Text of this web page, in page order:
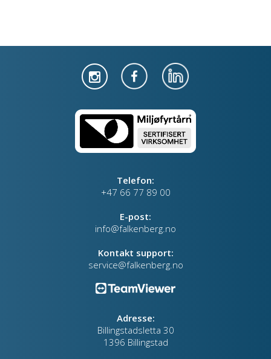
Telefon:
+47 66 77 89 00
E-post:
info@falkenberg.no
Kontakt support:
service@falkenberg.no
Adresse:
Billingstadsletta 30
1396 Billingstad